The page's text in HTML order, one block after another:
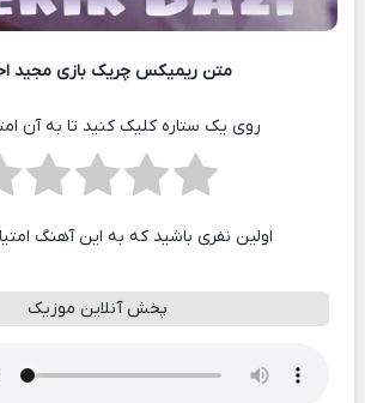
متن ریمیکس چریک بازی مجید
روی یک ستاره کلیک کنید تا به آن
اولین نفری باشید که به این آهنگ
پخش آنلاین موزیک